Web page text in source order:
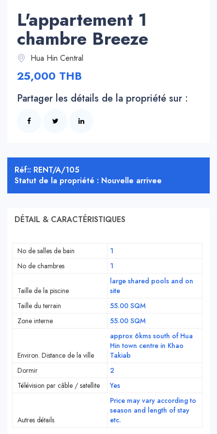
L'appartement 1
chambre Breeze
Hua Hin Central
25,000 THB
Partager les détails de la propriété sur :
Réf:: RENT/A/105
Statut de la propriété : Nouvelle arrivee
DÉTAIL & CARACTÉRISTIQUES
No de salles de bain
1
No de chambres
1
Taille de la piscine
large shared pools and on
site
Taille du terrain
55.00 SQM
Zone interne
55.00 SQM
Environ. Distance de la ville
approx 6kms south of Hua
Hin town centre in Khao
Takiab
Dormir
2
Télévision par câble / satellite
Yes
Autres détails
Price may vary according to
season and length of stay
etc.